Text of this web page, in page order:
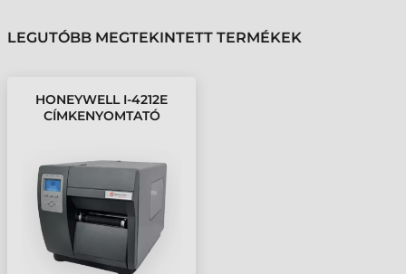
LEGUTÓBB MEGTEKINTETT TERMÉKEK
HONEYWELL I-4212E
CÍMKENYOMTATÓ